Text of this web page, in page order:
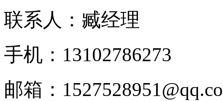
联系人：臧经理
手机：13102786273
邮箱：